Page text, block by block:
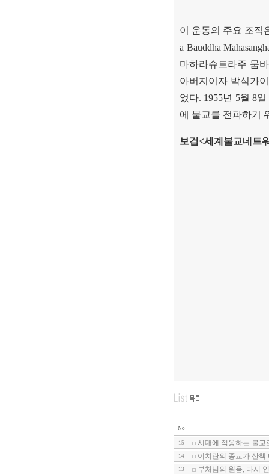
이 운동의 주요 조직
a Bauddha
마하라슈트라주 뭄
아버지이자 박식가
었다. 1955년 5월 8일
에 불교를 전파하기
보검<세계불교네트
No
15 시대에 적응하는 불교
14 이치란의 종교가 산책
13 부처님의 원음, 다시